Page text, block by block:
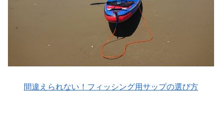
間違えられない！フィッシング用サップの選び方